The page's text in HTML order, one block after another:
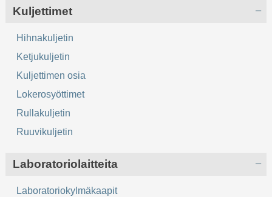
Kuljettimet
Hihnakuljetin
Ketjukuljetin
Kuljettimen osia
Lokerosyöttimet
Rullakuljetin
Ruuvikuljetin
Laboratoriolaitteita
Laboratoriokylmäkaapit